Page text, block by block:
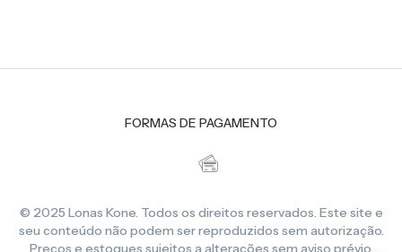
FORMAS DE PAGAMENTO
© 2025 Lonas Kone. Todos os direitos reservados. Este site e
seu conteúdo não podem ser reproduzidos sem autorização.
Preços e estoques sujeitos a alterações sem aviso prévio.